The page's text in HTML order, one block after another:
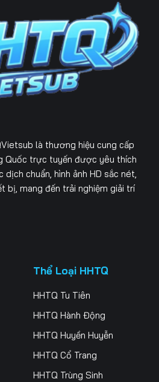
là thương hiệu cung cấp
Quốc trực tuyến được yêu thích
chuẩn, hình ảnh HD sắc nét,
bị, mang đến trải nghiệm giải trí
Thể Loại HHTQ
HHTQ Tu Tiên
HHTQ Hành Động
HHTQ Huyền Huyễn
HHTQ Cổ Trang
HHTQ Trùng Sinh